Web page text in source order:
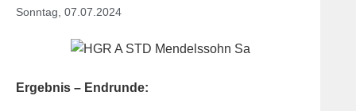
Sonntag, 07.07.2024
Ergebnis – Endrunde: